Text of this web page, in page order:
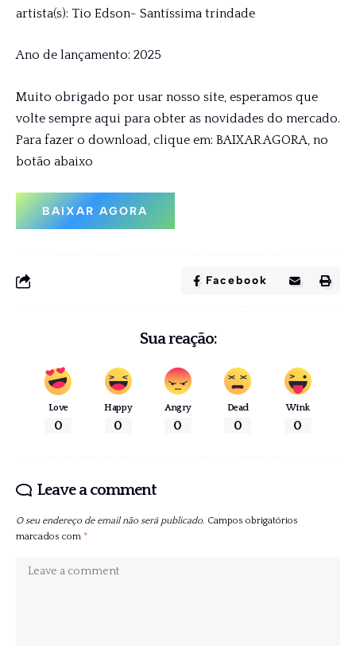
artista(s): Tio Edson- Santíssima trindade
Ano de lançamento: 2025
Muito obrigado por usar nosso site, esperamos que
volte sempre aqui para obter as novidades do mercado.
Para fazer o download, clique em: BAIXAR AGORA, no
botão abaixo
BAIXAR AGORA
Facebook
Sua reação:
Love
0
Happy
0
Angry
0
Dead
0
Wink
0
Leave a comment
O seu endereço de email não será publicado. Campos obrigatórios
marcados com *